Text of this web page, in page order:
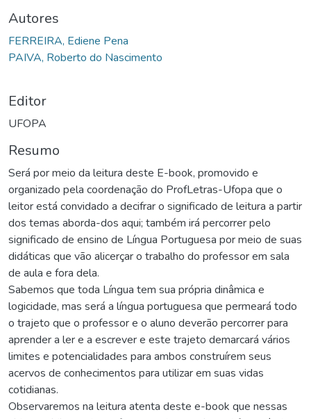
Autores
FERREIRA, Ediene Pena
PAIVA, Roberto do Nascimento
Editor
UFOPA
Resumo
Será por meio da leitura deste E-book, promovido e
organizado pela coordenação do ProfLetras-Ufopa que o
leitor está convidado a decifrar o significado de leitura a partir
dos temas aborda-dos aqui; também irá percorrer pelo
significado de ensino de Língua Portuguesa por meio de suas
didáticas que vão alicerçar o trabalho do professor em sala
de aula e fora dela.
Sabemos que toda Língua tem sua própria dinâmica e
logicidade, mas será a língua portuguesa que permeará todo
o trajeto que o professor e o aluno deverão percorrer para
aprender a ler e a escrever e este trajeto demarcará vários
limites e potencialidades para ambos construírem seus
acervos de conhecimentos para utilizar em suas vidas
cotidianas.
Observaremos na leitura atenta deste e-book que nessas